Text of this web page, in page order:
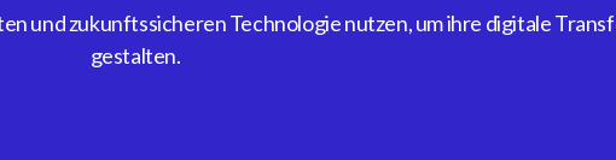
und zukunftssicheren Technologie nutzen, um ihre digitale
gestalten.